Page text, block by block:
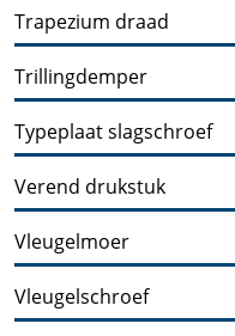
Trapezium draad
Trillingdemper
Typeplaat slagschroef
Verend drukstuk
Vleugelmoer
Vleugelschroef